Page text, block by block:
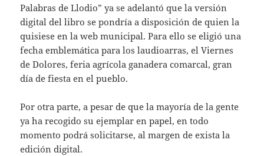
Palabras de Llodio” ya se adelantó que la versión
digital del libro se pondría a disposición de quien la
quisiese en la web municipal. Para ello se eligió una
fecha emblemática para los laudioarras, el Viernes
de Dolores, feria agrícola ganadera comarcal, gran
día de fiesta en el pueblo.
Por otra parte, a pesar de que la mayoría de la gente
ya ha recogido su ejemplar en papel, en todo
momento podrá solicitarse, al margen de exista la
edición digital.